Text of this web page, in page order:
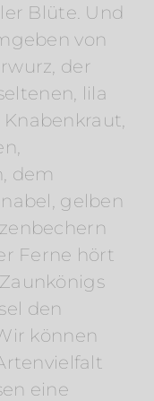
Blüte. Und
von
der
lila
dem
gelben
Ferne hört
den
können
eine